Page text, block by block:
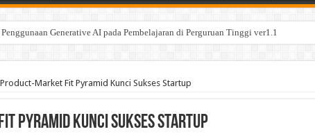
Generative AI pada Pembelajaran di Perguruan Tinggi ver1.1
Product-Market Fit Pyramid Kunci Sukses Startup
Pyramid Kunci Sukses Startup